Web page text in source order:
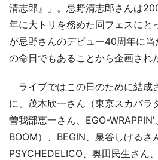
清志郎』」。忌野清志郎さんは
年に大トリを務めた同フェスにと
が忌野さんのデビュー40周年に
の命日でもあることから企画され
ライブではこの日のために結成
に、茂木欣一さん（東京スカパラ
曽我部恵一さん、EGO-
BOOM）、BEGIN、泉谷しげるさ
PSYCHEDELICO、奥田民生さん